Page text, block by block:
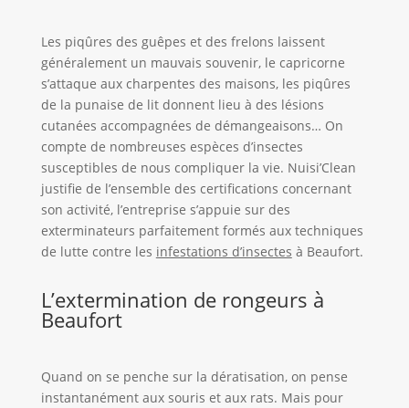
Les piqûres des guêpes et des frelons laissent
généralement un mauvais souvenir, le capricorne
s’attaque aux charpentes des maisons, les piqûres
de la punaise de lit donnent lieu à des lésions
cutanées accompagnées de démangeaisons… On
compte de nombreuses espèces d’insectes
susceptibles de nous compliquer la vie. Nuisi’Clean
justifie de l’ensemble des certifications concernant
son activité, l’entreprise s’appuie sur des
exterminateurs parfaitement formés aux techniques
de lutte contre les infestations d’insectes à Beaufort.
L’extermination de rongeurs à
Beaufort
Quand on se penche sur la dératisation, on pense
instantanément aux souris et aux rats. Mais pour